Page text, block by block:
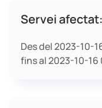
Servei
Des del 2023-10-
fins al 2023-10-